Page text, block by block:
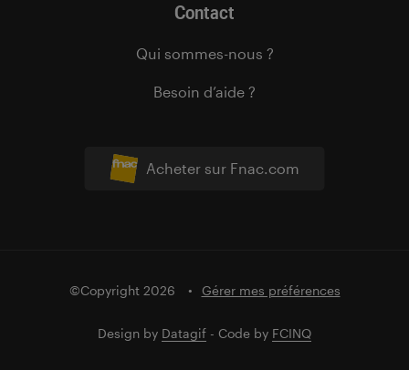
Acheter sur Fnac.com
Contact
Qui sommes-nous ?
Besoin d’aide ?
©Copyright 2026 Gérer mes préférences
Design by Datagif - Code by FCINQ